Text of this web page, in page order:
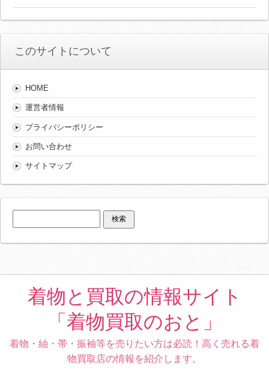
このサイトについて
HOME
運営者情報
プライバシーポリシー
お問い合わせ
サイトマップ
索:
着物と買取の情報サイト
「着物買取のおと」
着物・紬・帯・振袖等を売りたい方は必読！高く売れる着
物買取店の情報を紹介します。